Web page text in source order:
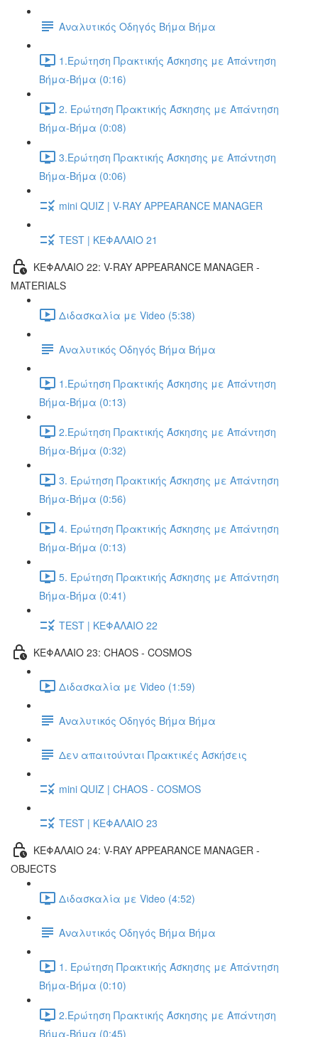
Αναλυτικός Οδηγός Βήμα Βήμα
1.Ερώτηση Πρακτικής Άσκησης με Απάντηση
Βήμα-Βήμα (0:16)
2. Ερώτηση Πρακτικής Άσκησης με Απάντηση
Βήμα-Βήμα (0:08)
3.Ερώτηση Πρακτικής Άσκησης με Απάντηση
Βήμα-Βήμα (0:06)
mini QUIZ | V-RAY APPEARANCE MANAGER
TEST | ΚΕΦΑΛΑΙΟ 21
ΚΕΦΑΛΑΙΟ 22: V-RAY APPEARANCE MANAGER -
MATERIALS
Διδασκαλία με Video (5:38)
Αναλυτικός Οδηγός Βήμα Βήμα
1.Ερώτηση Πρακτικής Άσκησης με Απάντηση
Βήμα-Βήμα (0:13)
2.Ερώτηση Πρακτικής Άσκησης με Απάντηση
Βήμα-Βήμα (0:32)
3. Ερώτηση Πρακτικής Άσκησης με Απάντηση
Βήμα-Βήμα (0:56)
4. Ερώτηση Πρακτικής Άσκησης με Απάντηση
Βήμα-Βήμα (0:13)
5. Ερώτηση Πρακτικής Άσκησης με Απάντηση
Βήμα-Βήμα (0:41)
TEST | ΚΕΦΑΛΑΙΟ 22
ΚΕΦΑΛΑΙΟ 23: CHAOS - COSMOS
Διδασκαλία με Video (1:59)
Αναλυτικός Οδηγός Βήμα Βήμα
Δεν απαιτούνται Πρακτικές Ασκήσεις
mini QUIZ | CHAOS - COSMOS
TEST | ΚΕΦΑΛΑΙΟ 23
ΚΕΦΑΛΑΙΟ 24: V-RAY APPEARANCE MANAGER -
OBJECTS
Διδασκαλία με Video (4:52)
Αναλυτικός Οδηγός Βήμα Βήμα
1. Ερώτηση Πρακτικής Άσκησης με Απάντηση
Βήμα-Βήμα (0:10)
2.Ερώτηση Πρακτικής Άσκησης με Απάντηση
Βήμα-Βήμα (0:45)